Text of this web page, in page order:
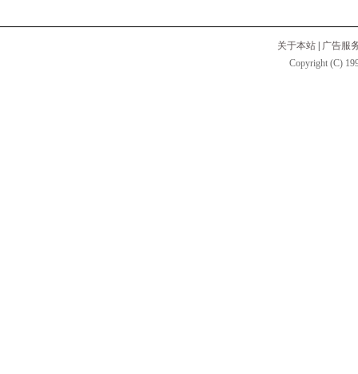
关于本站
广告服
Copyright (C)